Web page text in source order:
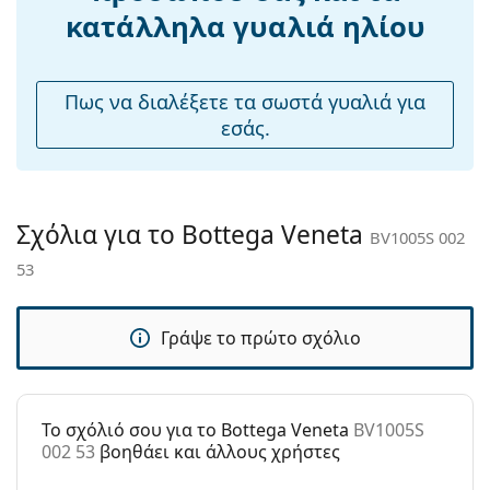
μαξιλάρια
Όχι
άρθρωση:
Όχι
Αξεσουάρ
Πανί
καθαρισμού:
Ναι
Άλλα
Γυναικεία
Χρήση:
Μόδα
κατάλληλα γυαλιά ηλίου
Πως να διαλέξετε τα σωστά γυαλιά για
εσάς.
Σχόλια για το Bottega Veneta BV1005S 002
53
Γράψε το πρώτο σχόλιο
To σχόλιό σου για το Bottega Veneta BV1005S
002 53 βοηθάει και άλλους χρήστες